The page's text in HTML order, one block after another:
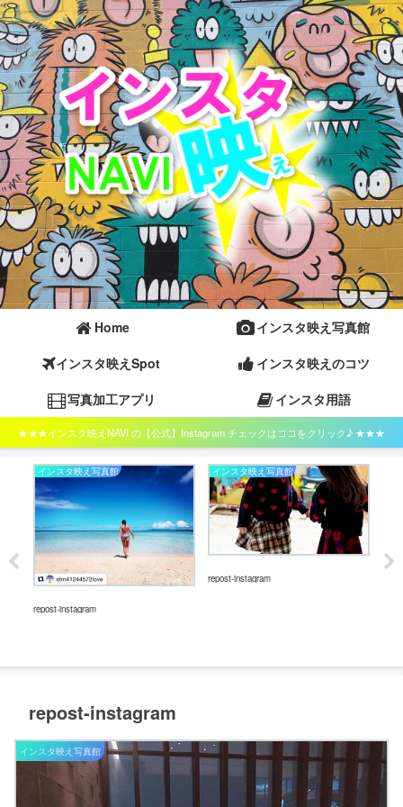
Home
インスタ映え写真館
インスタ映えSpot
インスタ映えのコツ
写真加工アプリ
インスタ用語
★★★インスタ映えNAVI の【公式】Instagram チェックはココをクリック♪ ★★★
インスタ映え写真館
repost-instagram
インスタ映え写真館
repost-instagram
repost-instagram
インスタ映え写真館